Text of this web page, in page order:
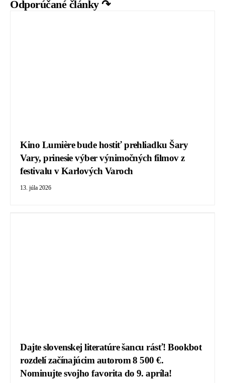
Odporúčané články ↷
Kino Lumière bude hostiť prehliadku Šary
Vary, prinesie výber výnimočných filmov z
festivalu v Karlových Varoch
13. júla 2026
Dajte slovenskej literatúre šancu rásť! Bookbot
rozdelí začínajúcim autorom 8 500 €.
Nominujte svojho favorita do 9. apríla!